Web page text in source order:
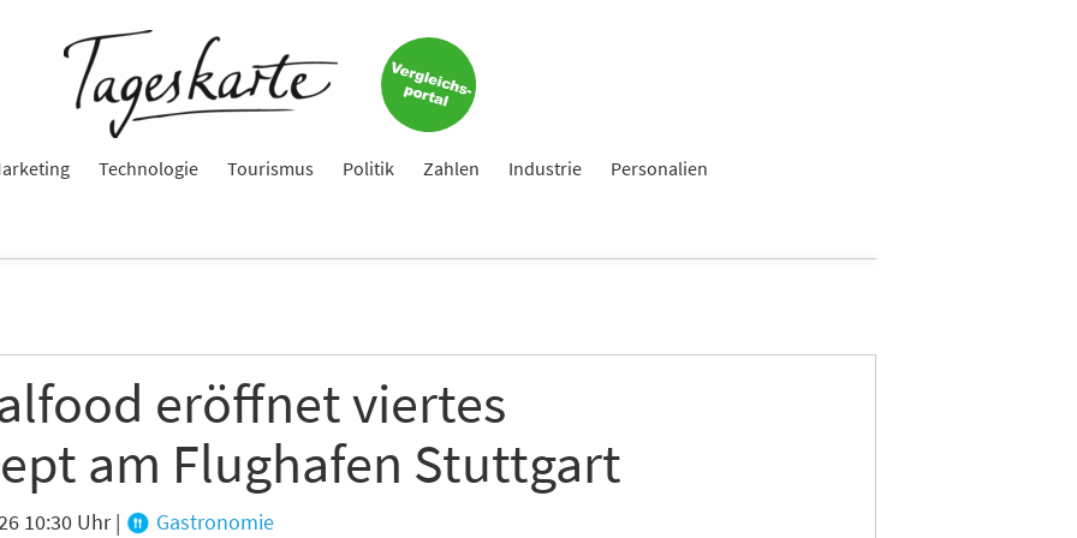
Technologie Tourismus Politik Zahlen Industrie Personalien
eröffnet viertes
am Flughafen Stuttgart
10:30 Uhr| Gastronomie